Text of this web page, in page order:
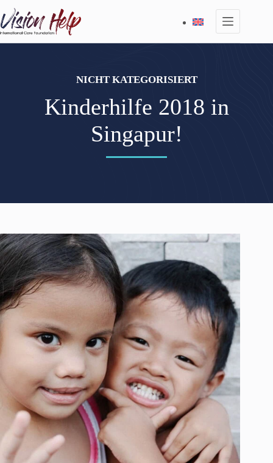
Inhalt
springen
NICHT KATEGORISIERT
Kinderhilfe 2018 in
Singapur!